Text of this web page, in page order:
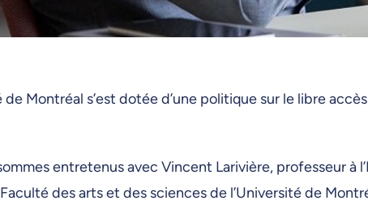
Montréal s’est dotée d’une politique sur le libre
entretenus avec Vincent Larivière, professeur à
des arts et des sciences de l’Université de